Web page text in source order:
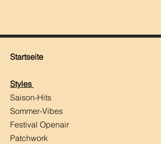
Startseite
Styles
Saison-Hits
​Sommer-Vibes
Festival Openair
Patchwork